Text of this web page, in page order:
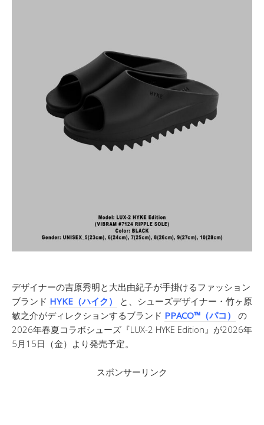
デザイナーの吉原秀明と大出由紀子が手掛けるファッション
ブランド HYKE（ハイク）
と、シューズデザイナー・竹ヶ原
敏之介がディレクションするブランド PPACO™（パコ）
の
2026年春夏コラボシューズ『LUX-2 HYKE Edition』が2026年
5月15日（金）より発売予定。
スポンサーリンク